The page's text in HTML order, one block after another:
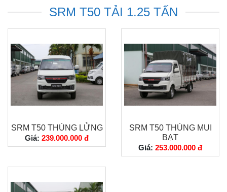
SRM T50 TẢI 1.25 TẤN
SRM T50 THÙNG LỬNG
Giá: 239.000.000 đ
SRM T50 THÙNG MUI
BẠT
Giá: 253.000.000 đ